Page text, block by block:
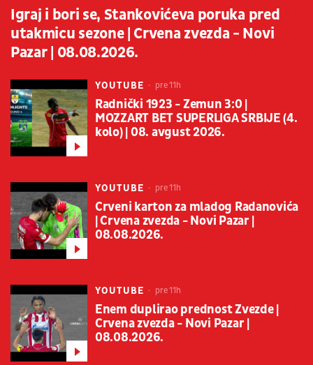
Igraj i bori se, Stankovićeva poruka pred
utakmicu sezone | Crvena zvezda - Novi
Pazar | 08.08.2026.
YOUTUBE pre 11h
Radnički 1923 - Zemun 3:0 |
MOZZART BET SUPERLIGA SRBIJE (4.
kolo) | 08. avgust 2026.
YOUTUBE pre 11h
Crveni karton za mladog Radanovića
| Crvena zvezda - Novi Pazar |
08.08.2026.
YOUTUBE pre 11h
Enem duplirao prednost Zvezde |
Crvena zvezda - Novi Pazar |
08.08.2026.